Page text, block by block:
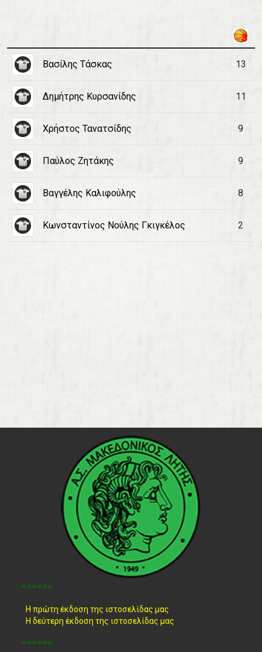
Βασίλης Τάσκας 13
Δημήτρης Κυρσανίδης 11
Χρήστος Τανατσίδης 9
Παύλος Ζητάκης 9
Βαγγέλης Καλιφούλης 8
Κωνσταντίνος Νούλης Γκιγκέλος 2
======
Η πρώτη έκδοση της ιστοσελίδας μας
Η δεύτερη έκδοση της ιστοσελίδας μας
======